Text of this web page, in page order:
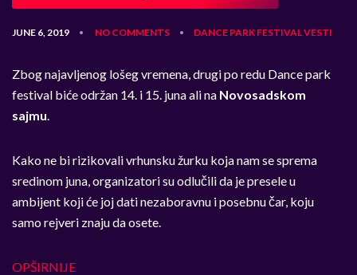
JUNE 6, 2019 • NO COMMENTS • DANCE PARK FESTIVALVESTI
Zbog najavljenog lošeg vremena, drugi po redu Dance park
festival biće održan 14. i 15. juna ali na Novosadskom
sajmu.
Kako ne bi rizikovali vrhunsku žurku koja nam se sprema
sredinom juna, organizatori su odlučili da je presele u
ambijent koji će joj dati nezaboravnu i posebnu čar, koju
samo rejveri znaju da osete.
OPŠIRNIJE